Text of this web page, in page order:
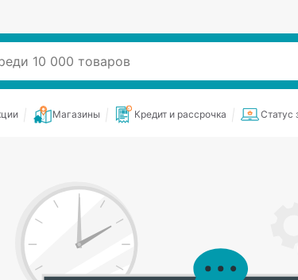
Магазины Кредит и рассрочка Статус